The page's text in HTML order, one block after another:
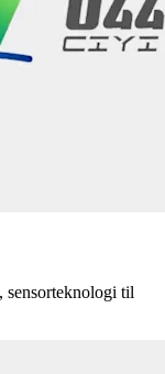
sensorteknologi til